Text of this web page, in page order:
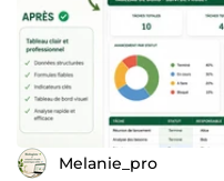
Melanie_pro